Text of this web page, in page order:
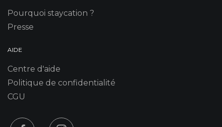
Pourquoi staycation ?
Presse
AIDE
Centre d'aide
Politique de confidentialité
CGU